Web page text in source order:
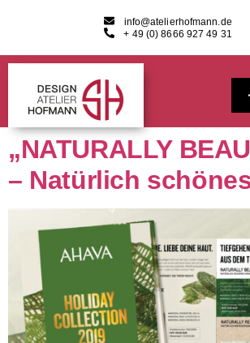
info@atelierhofmann.de
+ 49 (0) 8666 927 49 31
„NATURALLY
– Natürlich